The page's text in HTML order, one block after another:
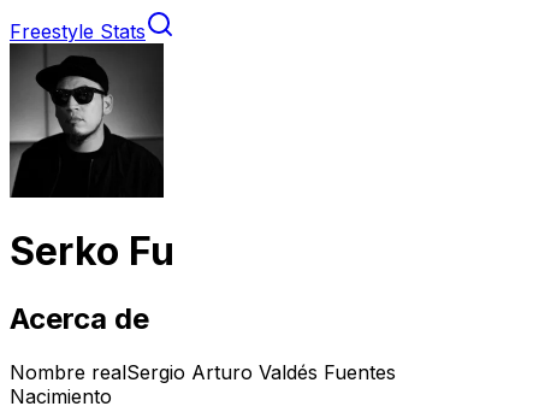
Freestyle Stats
Serko Fu
Acerca de
Nombre realSergio Arturo Valdés Fuentes
Nacimiento